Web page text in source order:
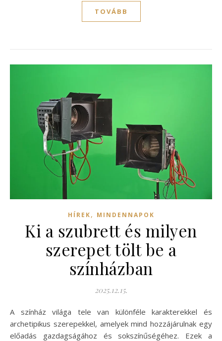
TOVÁBB
HÍREK, MINDENNAPOK
Ki a szubrett és milyen
szerepet tölt be a
színházban
2025.12.15.
A színház világa tele van különféle karakterekkel és
archetipikus szerepekkel, amelyek mind hozzájárulnak egy
előadás gazdagságához és sokszínűségéhez. Ezek a